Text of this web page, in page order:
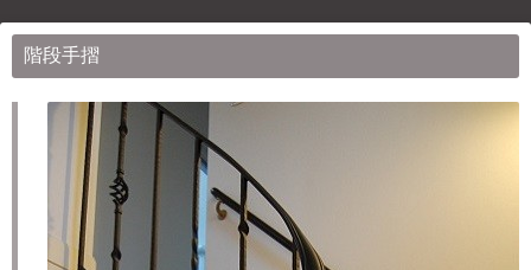
階段手摺